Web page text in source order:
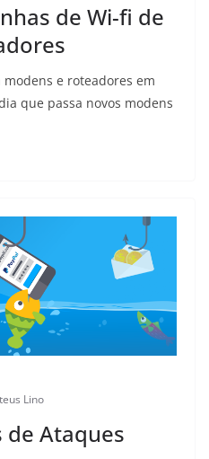
de Wi-fi de
e roteadores em
que passa novos modens
Lino
de Ataques